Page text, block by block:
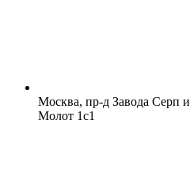
Москва, пр-д Завода Серп и
Молот 1с1